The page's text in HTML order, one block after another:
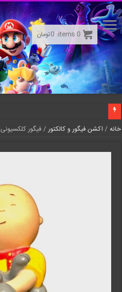
خانه /اکشن فیگور و کالکتور / فیگور کلکسیونی Caillou با گربه
0
items:
0تومان